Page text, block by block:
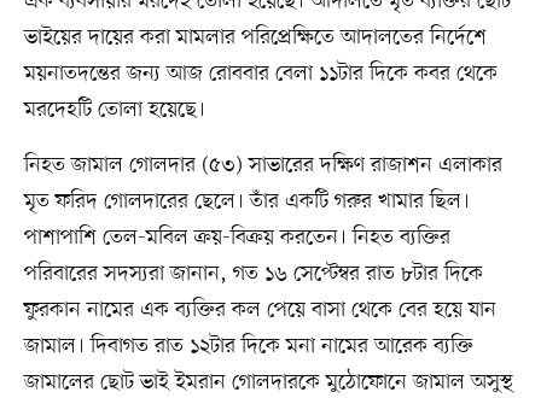
ভাইয়ের দায়ের করা মামলার পরিপ্রেক্ষিতে আদালতের নির্দেশে
ময়নাতদন্তের জন্য আজ রোববার বেলা ১১টার দিকে কবর থেকে
মরদেহটি তোলা হয়েছে।
নিহত জামাল গোলদার (৫৩) সাভারের দক্ষিণ রাজাশন এলাকার
মৃত ফরিদ গোলদারের ছেলে। তাঁর একটি গরুর খামার ছিল।
পাশাপাশি তেল-মবিল ক্রয়-বিক্রয় করতেন। নিহত ব্যক্তির
পরিবারের সদস্যরা জানান, গত ১৬ সেপ্টেম্বর রাত ৮টার দিকে
ফুরকান নামের এক ব্যক্তির কল পেয়ে বাসা থেকে বের হয়ে যান
জামাল। দিবাগত রাত ১২টার দিকে মনা নামের আরেক ব্যক্তি
জামালের ছোট ভাই ইমরান গোলদারকে মুঠোফোনে জামাল অসুস্থ